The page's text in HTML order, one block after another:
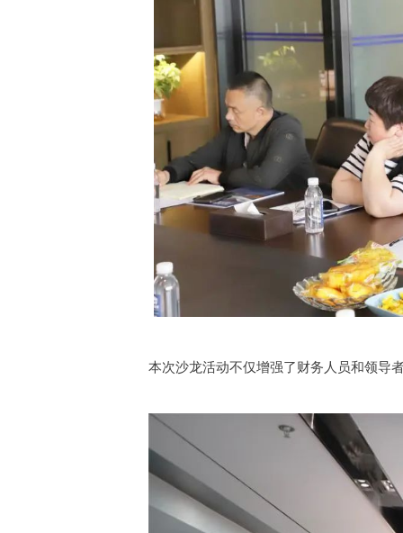
本次沙龙活动不仅增强了财务人员和领导